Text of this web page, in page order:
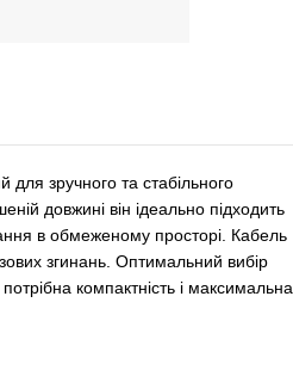
зручного та стабільного
довжині він ідеально підходить
в обмеженому просторі. Кабель
згинань. Оптимальний вибір
компактність і максимальна